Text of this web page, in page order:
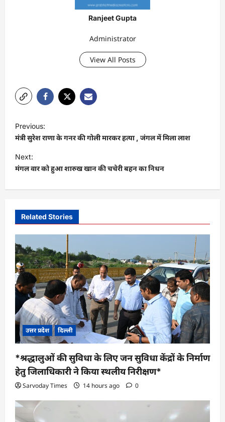
Ranjeet Gupta
Administrator
View All Posts
o
s
t
v
g
a
t
i
o
n
Previous:
मंत्री सुरेश राणा के गनर की गोली मारकर हत्या , जंगल में मिला लाश
Next:
मंगल वार को हुआ शारुख खान की चचेरी बहन का निधन
Related Stories
उत्तर प्रदेश दिल्ली
*श्रद्धालुओं की सुविधा के लिए जन सुविधा केंद्रों के निर्माण
हेतु जिलाधिकारी ने किया स्थलीय निरीक्षण*
Sarvoday Times 14 hours ago 0